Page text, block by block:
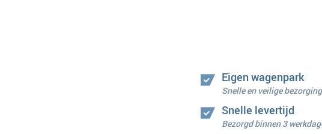
Eigen wagenpark
Snelle en veilige bezorging
Snelle levertijd
Bezorgd binnen 3